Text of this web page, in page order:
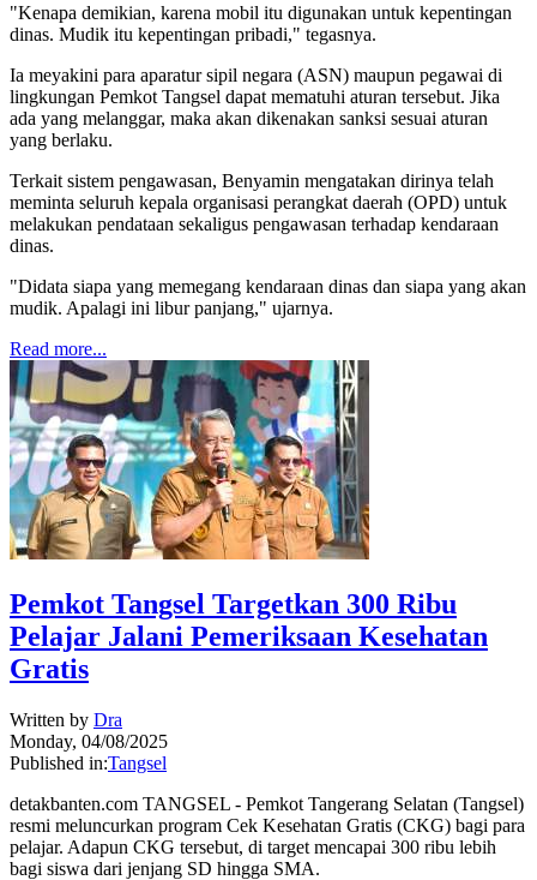
"Kenapa demikian, karena mobil itu digunakan untuk kepentingan
dinas. Mudik itu kepentingan pribadi," tegasnya.
Ia meyakini para aparatur sipil negara (ASN) maupun pegawai di
lingkungan Pemkot Tangsel dapat mematuhi aturan tersebut. Jika
ada yang melanggar, maka akan dikenakan sanksi sesuai aturan
yang berlaku.
Terkait sistem pengawasan, Benyamin mengatakan dirinya telah
meminta seluruh kepala organisasi perangkat daerah (OPD) untuk
melakukan pendataan sekaligus pengawasan terhadap kendaraan
dinas.
"Didata siapa yang memegang kendaraan dinas dan siapa yang akan
mudik. Apalagi ini libur panjang," ujarnya.
Read more...
Pemkot Tangsel Targetkan 300 Ribu
Pelajar Jalani Pemeriksaan Kesehatan
Gratis
Written by Dra
Monday, 04/08/2025
Published in:Tangsel
detakbanten.com TANGSEL - Pemkot Tangerang Selatan (Tangsel)
resmi meluncurkan program Cek Kesehatan Gratis (CKG) bagi para
pelajar. Adapun CKG tersebut, di target mencapai 300 ribu lebih
bagi siswa dari jenjang SD hingga SMA.